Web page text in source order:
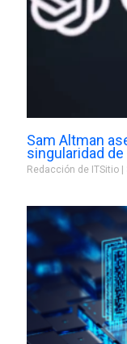
Sam Altman
singularidad de
Redacción de ITSitio